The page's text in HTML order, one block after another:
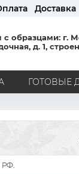
Доставка
образцами: г.
д. 1,
ГОТОВЫЕ
Англия
РФ.